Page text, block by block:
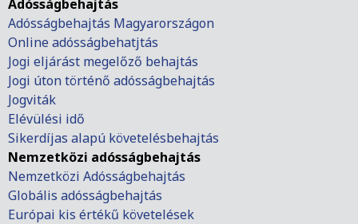
Adósságbehajtás
Adósságbehajtás Magyarországon
Online adósságbehatjtás
Jogi eljárást megelőző behajtás
Jogi úton történő adósságbehajtás
Jogviták
Elévülési idő
Sikerdíjas alapú követelésbehajtás
Nemzetközi adósságbehajtás
Nemzetközi Adósságbehajtás
Globális adósságbehajtás
Európai kis értékű követelések